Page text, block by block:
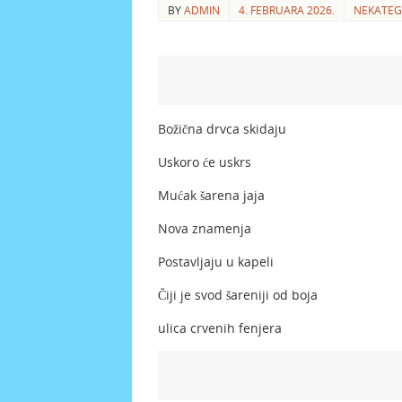
BYADMIN 4. FEBRUARA 2026.
Božična drvca skidaju
Uskoro će uskrs
Mućak šarena jaja
Nova znamenja
Postavljaju u kapeli
Čiji je svod šareniji od boja
ulica crvenih fenjera